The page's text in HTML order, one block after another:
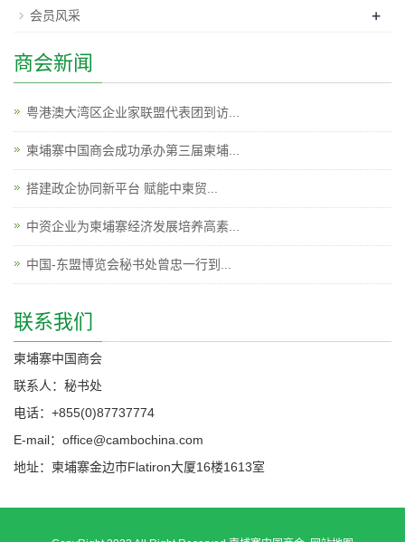
会员风采 +
商会新闻
粤港澳大湾区企业家联盟代表团到访...
柬埔寨中国商会成功承办第三届柬埔...
搭建政企协同新平台 赋能中柬贸...
中资企业为柬埔寨经济发展培养高素...
中国-东盟博览会秘书处曾忠一行到...
联系我们
柬埔寨中国商会
联系人：秘书处
电话：+855(0)87737774
E-mail：office@cambochina.com
地址：柬埔寨金边市Flatiron大厦16楼1613室